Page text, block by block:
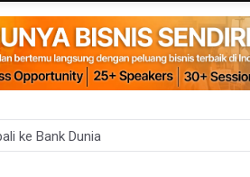
ke Bank Dunia